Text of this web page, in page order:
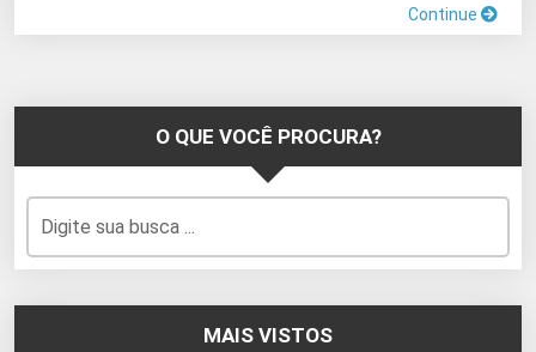
Continue
O QUE VOCÊ PROCURA?
MAIS VISTOS